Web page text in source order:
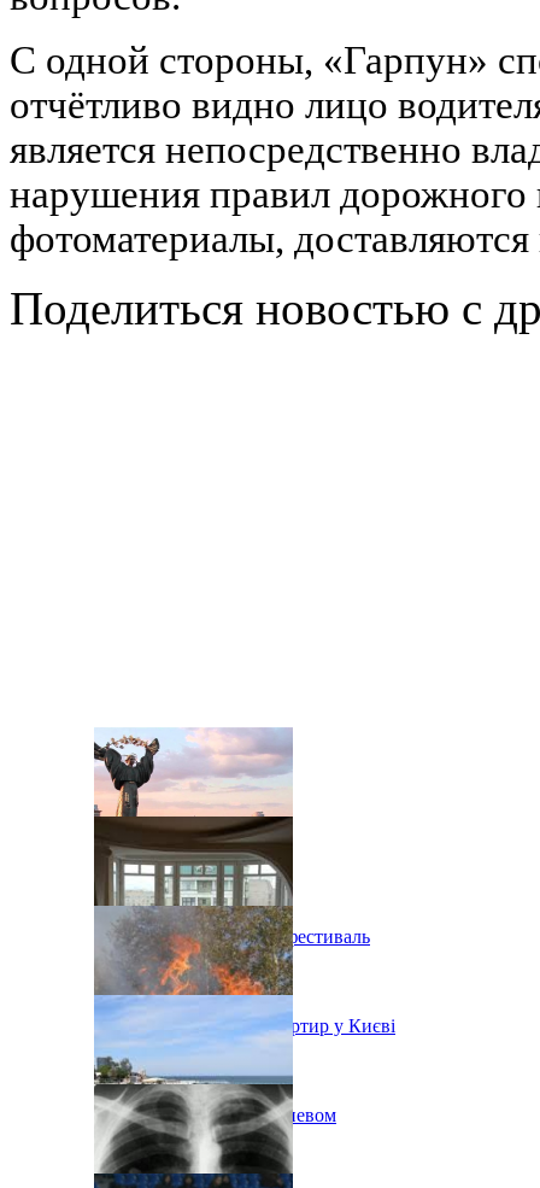
С одной стороны, «Гарпун»
отчётливо видно лицо
является непосредственно
нарушения правил
фотоматериалы,
Поделиться новостью с
В Киеве состоится эко-фестиваль
Ситуація з орендою квартир у Києві
Пожар на свалке под Киевом